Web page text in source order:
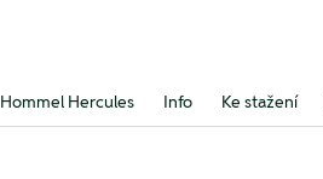
Hommel Hercules Info Ke stažení